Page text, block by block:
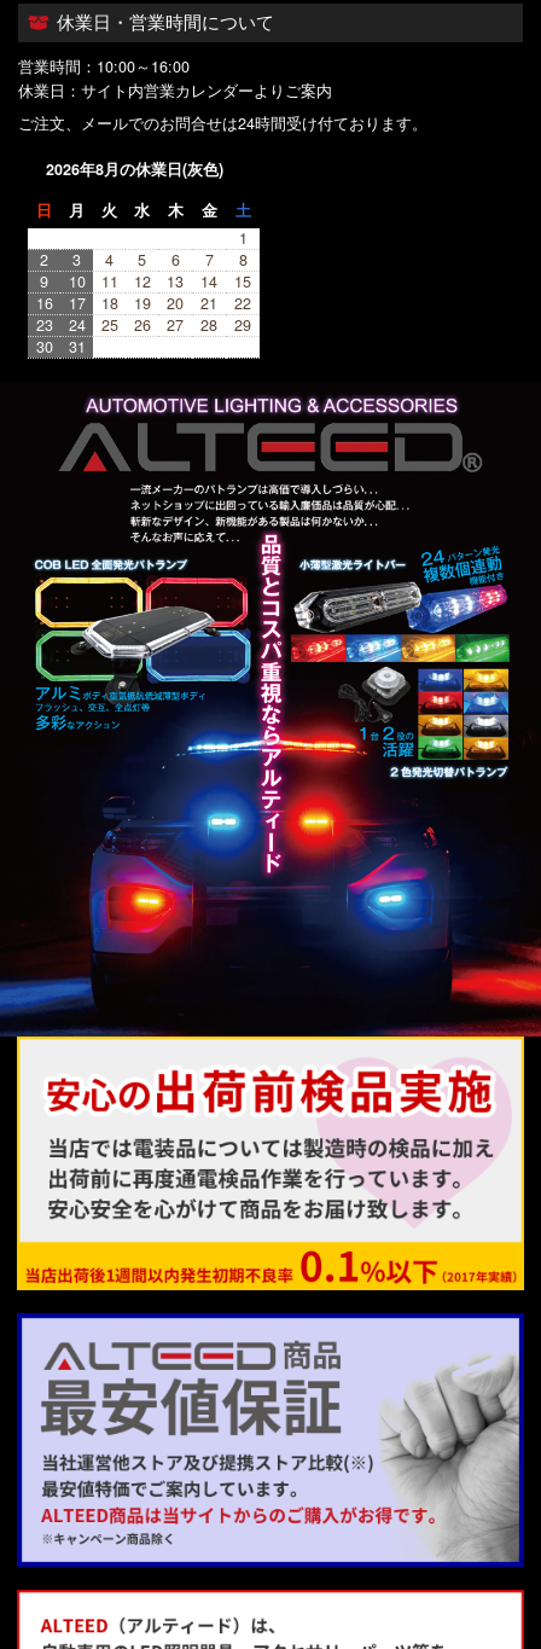
休業日・営業時間について
営業時間：10:00～16:00
休業日：サイト内営業カレンダーよりご案内
ご注文、メールでのお問合せは24時間受け付ております。
2026年8月の休業日(灰色)
日 月 火 水 木 金 土
1
2
3 4 5 6 7
8
9
10 11 12 13 14
15
16
17 18 19 20 21
22
23
24 25 26 27 28
29
30
31